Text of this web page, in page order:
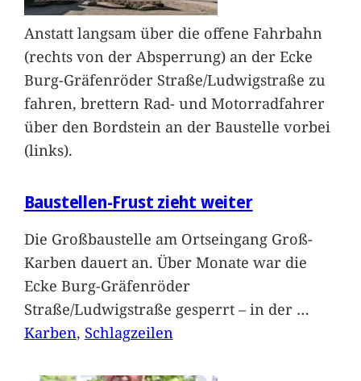
Anstatt langsam über die offene Fahrbahn
(rechts von der Absperrung) an der Ecke
Burg-Gräfenröder Straße/Ludwigstraße zu
fahren, brettern Rad- und Motorradfahrer
über den Bordstein an der Baustelle vorbei
(links).
Baustellen-Frust zieht weiter
Die Großbaustelle am Ortseingang Groß-
Karben dauert an. Über Monate war die
Ecke Burg-Gräfenröder
Straße/Ludwigstraße gesperrt – in der …
Karben, Schlagzeilen